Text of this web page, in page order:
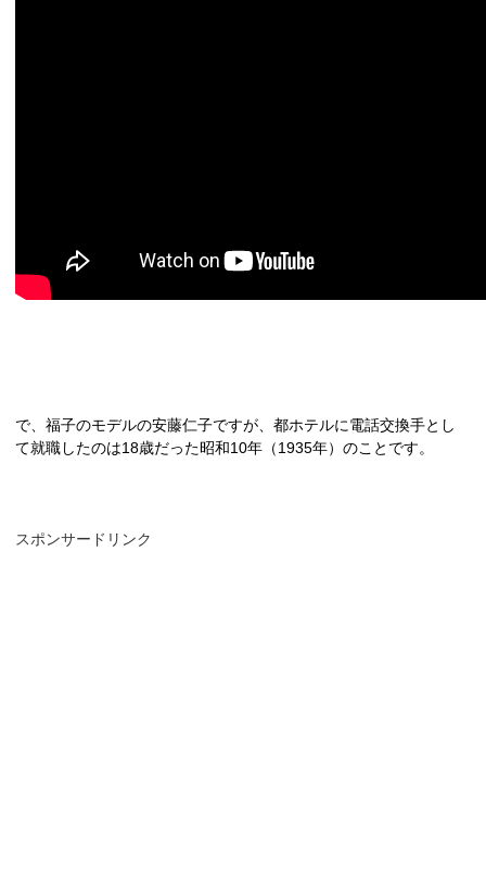
で、福子のモデルの安藤仁子ですが、都ホテルに電話交換手とし
て就職したのは18歳だった昭和10年（1935年）のことです。
スポンサードリンク